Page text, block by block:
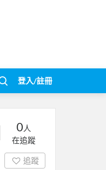
登入/註冊
0人
在追蹤
追蹤